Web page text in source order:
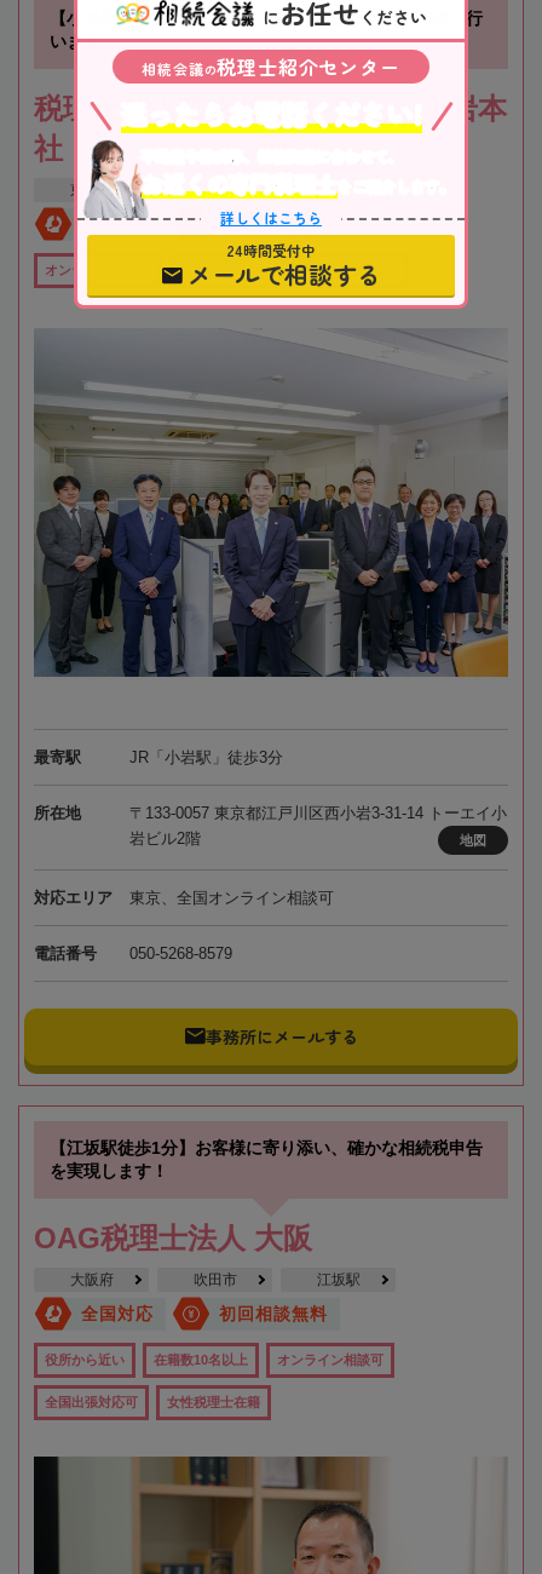
【小岩駅徒歩3分】不動産の知識を活かした相続業務を行
います
税理士法人根本税理士事務所 小岩本
社
東京都 江戸川区
全国対応 初回相談無料
オンライン相談可 全国出張対応可 在籍数10名以上
最寄駅 JR「小岩駅」徒歩3分
所在地
〒133-0057 東京都江戸川区西小岩3-31-14 トーエイ小
岩ビル2階
地図
対応エリア 東京、全国オンライン相談可
電話番号 050-5268-8579
事務所にメールする
【江坂駅徒歩1分】お客様に寄り添い、確かな相続税申告
を実現します！
OAG税理士法人 大阪
大阪府 吹田市 江坂駅
全国対応 初回相談無料
役所から近い 在籍数10名以上 オンライン相談可
全国出張対応可 女性税理士在籍
にお任せ ください
相続会議の税理士紹介センター
不動産や株式等、相続資産に合わせて、
お近くの専門税理士
をご紹介します。
詳しくはこちら
24時間受付中
メールで相談する